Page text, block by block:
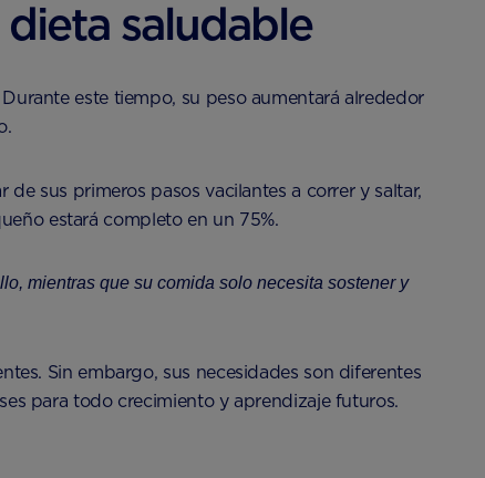
saludable
este tiempo, su peso aumentará alrededor
sus primeros pasos vacilantes a correr y saltar,
estará completo en un 75%.
mientras que su comida solo necesita sostener y
Sin embargo, sus necesidades son diferentes
para todo crecimiento y aprendizaje futuros.